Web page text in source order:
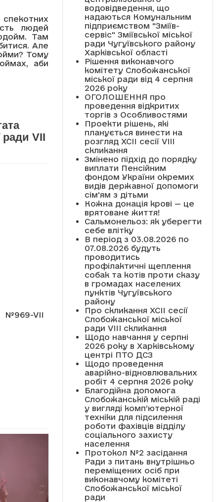
людей
Там
Але
Тому
аби
VII
VII
водовідведення, що
надаються Комунальним
підприємством "Зміїв-
сервіс" Зміївської міської
ради Чугуївського району
Харківської області
Рішення виконавчого
комітету Слобожанської
міської ради від 4 серпня
2026 року
ОГОЛОШЕННЯ про
проведення відкритих
торгів з Особливостями
Проекти рішень, які
планується винести на
розгляд XCII сесії VІІІ
скликання
Змінено підхід до порядку
виплати Пенсійним
фондом України окремих
видів державної допомоги
сім'ям з дітьми
Кожна донація крові — це
врятоване життя!
Сальмонельоз: як уберегти
себе влітку
В період з 03.08.2026 по
07.08.2026 будуть
проводитись
профілактичні щеплення
собак та котів проти сказу
в громадах населених
пунктів Чугуївського
району
Про скликання XCII сесії
Слобожанської міської
ради VIII скликання
Щодо навчання у серпні
2026 року в Харківському
центрі ПТО ДСЗ
Щодо проведення
аварійно-відновлювальних
робіт 4 серпня 2026 року
Благодійна допомога
Слобожанській міській раді
у вигляді комп’ютерної
техніки для підсилення
роботи фахівців відділу
соціального захисту
населення
Протокол №2 засідання
Ради з питань внутрішньо
переміщених осіб при
виконавчому комітеті
Слобожанської міської
ради